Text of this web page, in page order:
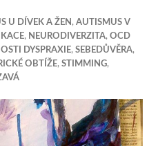
U DÍVEK A ŽEN ,AUTISMUS V
, NEURODIVERZITA,OCD
DYSPRAXIE,SEBEDŮVĚRA,
OBTÍŽE,STIMMING,